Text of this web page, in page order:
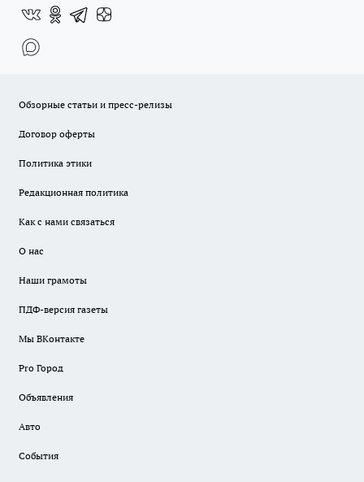
Обзорные статьи и пресс-релизы
Договор оферты
Политика этики
Редакционная политика
Как с нами связаться
О нас
Наши грамоты
ПДФ-версия газеты
Мы ВКонтакте
Pro Город
Объявления
Авто
События